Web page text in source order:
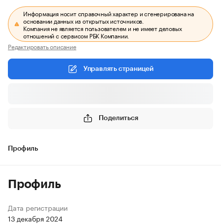
Информация носит справочный характер и сгенерирована на
основании данных из открытых источников.
Компания не является пользователем и не имеет деловых
отношений с сервисом РБК Компании.
Редактировать описание
Управлять страницей
Поделиться
Профиль
Профиль
Дата регистрации
13 декабря 2024